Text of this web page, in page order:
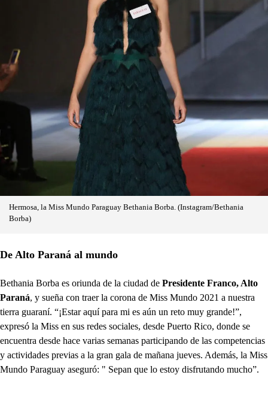
Hermosa, la Miss Mundo Paraguay Bethania Borba. (Instagram/Bethania
Borba)
De Alto Paraná al mundo
Bethania Borba es oriunda de la ciudad de Presidente Franco, Alto
Paraná, y sueña con traer la corona de Miss Mundo 2021 a nuestra
tierra guaraní. “¡Estar aquí para mi es aún un reto muy grande!”,
expresó la Miss en sus redes sociales, desde Puerto Rico, donde se
encuentra desde hace varias semanas participando de las competencias
y actividades previas a la gran gala de mañana jueves. Además, la Miss
Mundo Paraguay aseguró: " Sepan que lo estoy disfrutando mucho”.